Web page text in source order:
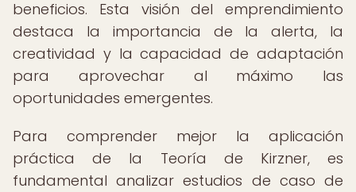
beneficios. Esta visión del emprendimiento
destaca la importancia de la alerta, la
creatividad y la capacidad de adaptación
para aprovechar al máximo las
oportunidades emergentes.
Para comprender mejor la aplicación
práctica de la Teoría de Kirzner, es
fundamental analizar estudios de caso de